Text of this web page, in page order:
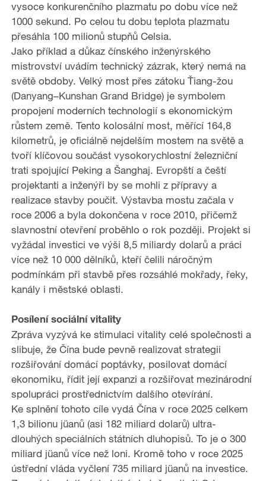
vysoce konkurenčního plazmatu po dobu více než
1000 sekund. Po celou tu dobu teplota plazmatu
přesáhla 100 milionů stupňů Celsia.
Jako příklad a důkaz čínského inženýrského
mistrovství uvádím technický zázrak, který nemá na
světě obdoby. Velký most přes zátoku Ťiang-žou
(Danyang–Kunshan Grand Bridge) je symbolem
propojení moderních technologií s ekonomickým
růstem země. Tento kolosální most, měřící 164,8
kilometrů, je oficiálně nejdelším mostem na světě a
tvoří klíčovou součást vysokorychlostní železniční
trati spojující Peking a Šanghaj. Evropští a čeští
projektanti a inženýři by se mohli z přípravy a
realizace stavby poučit. Výstavba mostu začala v
roce 2006 a byla dokončena v roce 2010, přičemž
slavnostní otevření proběhlo o rok později. Projekt si
vyžádal investici ve výši 8,5 miliardy dolarů a práci
více než 10 000 dělníků, kteří čelili náročným
podmínkám při stavbě přes rozsáhlé mokřady, řeky,
kanály i městské oblasti.
Posílení sociální vitality
Zpráva vyzývá ke stimulaci vitality celé společnosti a
slibuje, že Čína bude pevně realizovat strategii
rozšiřování domácí poptávky, posilovat domácí
ekonomiku, řídit její expanzi a rozšiřovat mezinárodní
spolupráci prostřednictvím dalšího otevírání.
Ke splnění tohoto cíle vydá Čína v roce 2025 celkem
1,3 bilionu jüanů (asi 182 miliard dolarů) ultra-
dlouhých speciálních státních dluhopisů. To je o 300
miliard jüanů více než loni. Kromě toho v roce 2025
ústřední vláda vyčlení 735 miliard jüanů na investice.